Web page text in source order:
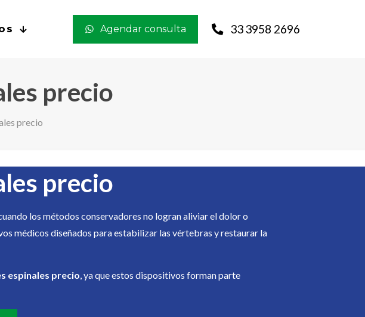
Agendar consulta 33 3958 2696
precio
precio
precio
los métodos conservadores no logran aliviar el dolor o
médicos diseñados para estabilizar las vértebras y restaurar la
espinales precio, ya que estos dispositivos forman parte